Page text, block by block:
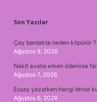
Son Yazılar
Çay bardakta neden köpürür ?
Ağustos 9, 2026
Nakit avans erken ödenirse
Ağustos 7, 2026
Essay yazarken hangi tense
Ağustos 6, 2026